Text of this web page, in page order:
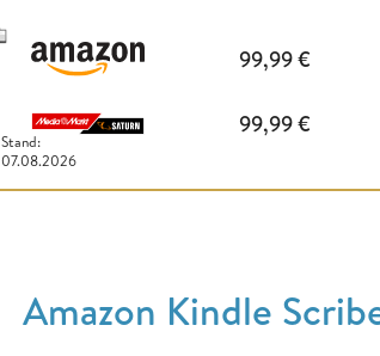
Stand:
07.08.2026
99,99€
99,99€
Amazon Kindle